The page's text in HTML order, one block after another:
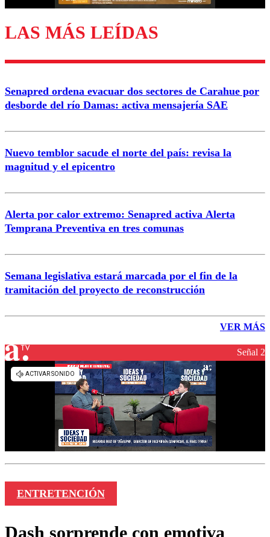
Enviar comentario
LAS MÁS LEÍDAS
Senapred ordena evacuar dos sectores de Carahue por
desborde del río Damas: activa mensajería SAE
Nuevo temblor sacude el norte del país: revisa la
magnitud y el epicentro
Alerta por calor extremo: Senapred activa Alerta
Temprana Preventiva en tres comunas
Semana legislativa estará marcada por el fin de la
tramitación del proyecto de reconstrucción
VER MÁS
Señal 2
ENTRETENCIÓN
Dash sorprende con emotiva